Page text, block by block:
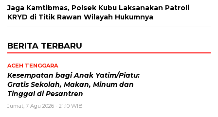
Jaga Kamtibmas, Polsek Kubu Laksanakan Patroli
KRYD di Titik Rawan Wilayah Hukumnya
BERITA TERBARU
ACEH TENGGARA
Kesempatan bagi Anak Yatim/Piatu:
Gratis Sekolah, Makan, Minum dan
Tinggal di Pesantren
Jumat, 7 Agu 2026 - 21:10 WIB